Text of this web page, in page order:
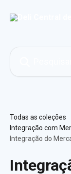
Todas as coleções
Integração com
Integração do